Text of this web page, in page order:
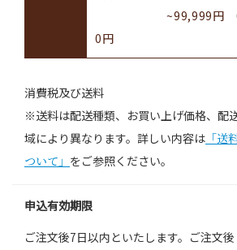
~99,999円
0円
消費税及び送料
※送料は配送種類、お買い上げ価格、配
域により異なります。詳しい内容は 「送
ついて」 をご参照ください。
申込有効期限
ご注文後7日以内といたします。ご注文後